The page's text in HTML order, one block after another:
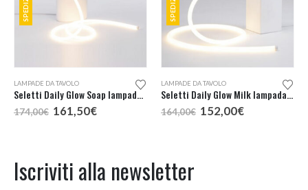
LAMPADE DA TAVOLO
Seletti Daily Glow Soap lampada tavolo
174,00€ Il
prezzo
161,50€Il
LAMPADE DA TAVOLO
Seletti Daily Glow Milk lampada tavolo
164,00€ Il
prezzo
152,00€Il
Iscriviti alla newsletter